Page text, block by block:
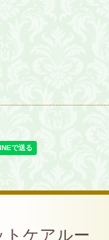
トケアルー